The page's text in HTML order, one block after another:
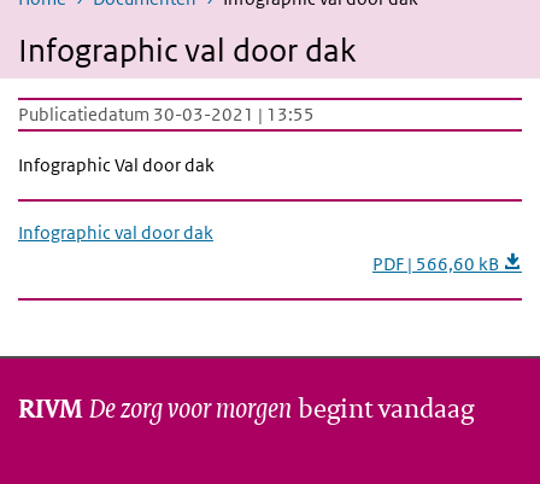
Infographic val door dak
Publicatiedatum 30-03-2021 | 13:55
Infographic Val door dak
Infographic val door dak
PDF | 566,60 kB
RIVMDe zorg voor morgen begint vandaag